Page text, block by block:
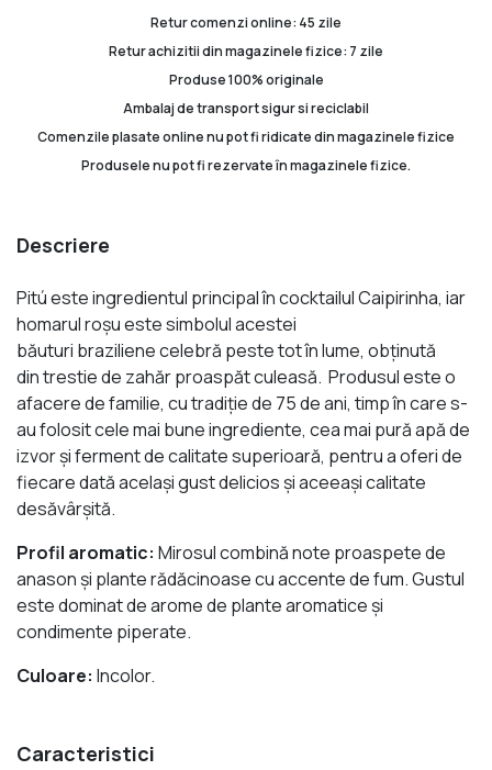
Retur comenzi online: 45 zile
Retur achizitii din magazinele fizice: 7 zile
Produse 100% originale
Ambalaj de transport sigur si reciclabil
Comenzile plasate online nu pot fi ridicate din magazinele fizice
Produsele nu pot fi rezervate în magazinele fizice.
Descriere
Pitú este ingredientul principal în cocktailul Caipirinha, iar
homarul roşu este simbolul acestei
băuturi braziliene celebră peste tot în lume, obţinută
din trestie de zahăr proaspăt culeasă. Produsul este o
afacere de familie, cu tradiţie de 75 de ani, timp în care s-
au folosit cele mai bune ingrediente, cea mai pură apă de
izvor şi ferment de calitate superioară, pentru a oferi de
fiecare dată acelaşi gust delicios şi aceeaşi calitate
desăvârşită.
Profil aromatic: Mirosul combină note proaspete de
anason şi plante rădăcinoase cu accente de fum. Gustul
este dominat de arome de plante aromatice şi
condimente piperate.
Culoare: Incolor.
Caracteristici